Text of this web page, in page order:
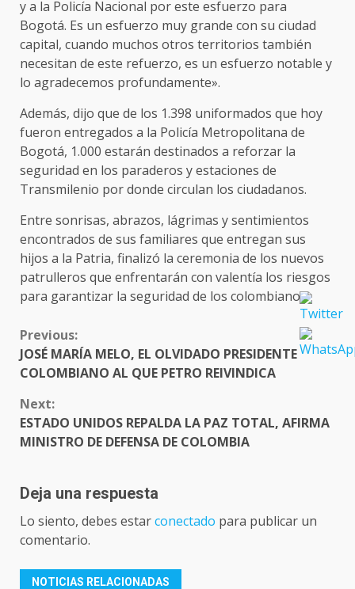
y a la Policía Nacional por este esfuerzo para
Bogotá. Es un esfuerzo muy grande con su ciudad
capital, cuando muchos otros territorios también
necesitan de este refuerzo, es un esfuerzo notable y
lo agradecemos profundamente».
Además, dijo que de los 1.398 uniformados que hoy
fueron entregados a la Policía Metropolitana de
Bogotá, 1.000 estarán destinados a reforzar la
seguridad en los paraderos y estaciones de
Transmilenio por donde circulan los ciudadanos.
Entre sonrisas, abrazos, lágrimas y sentimientos
encontrados de sus familiares que entregan sus
hijos a la Patria, finalizó la ceremonia de los nuevos
patrulleros que enfrentarán con valentía los riesgos
para garantizar la seguridad de los colombianos.
CONTINUE
READING
Previous:
JOSÉ MARÍA MELO, EL OLVIDADO PRESIDENTE
COLOMBIANO AL QUE PETRO REIVINDICA
Next:
ESTADO UNIDOS REPALDA LA PAZ TOTAL, AFIRMA
MINISTRO DE DEFENSA DE COLOMBIA
Deja una respuesta
Lo siento, debes estarconectado para publicar un
comentario.
NOTICIAS RELACIONADAS